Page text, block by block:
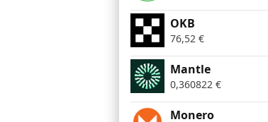
OKB
76,52 €
Mantle
0,360822 €
Monero